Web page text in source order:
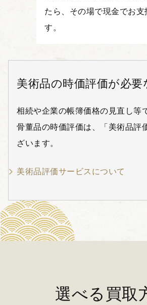
たら、その場で現金でお支
す。
美術品の時価評価が必
相続や企業の帳簿価格の見直し等
骨董品の時価評価は、「美術品評
ざいます。
美術品評価サービスについて
選べる買取